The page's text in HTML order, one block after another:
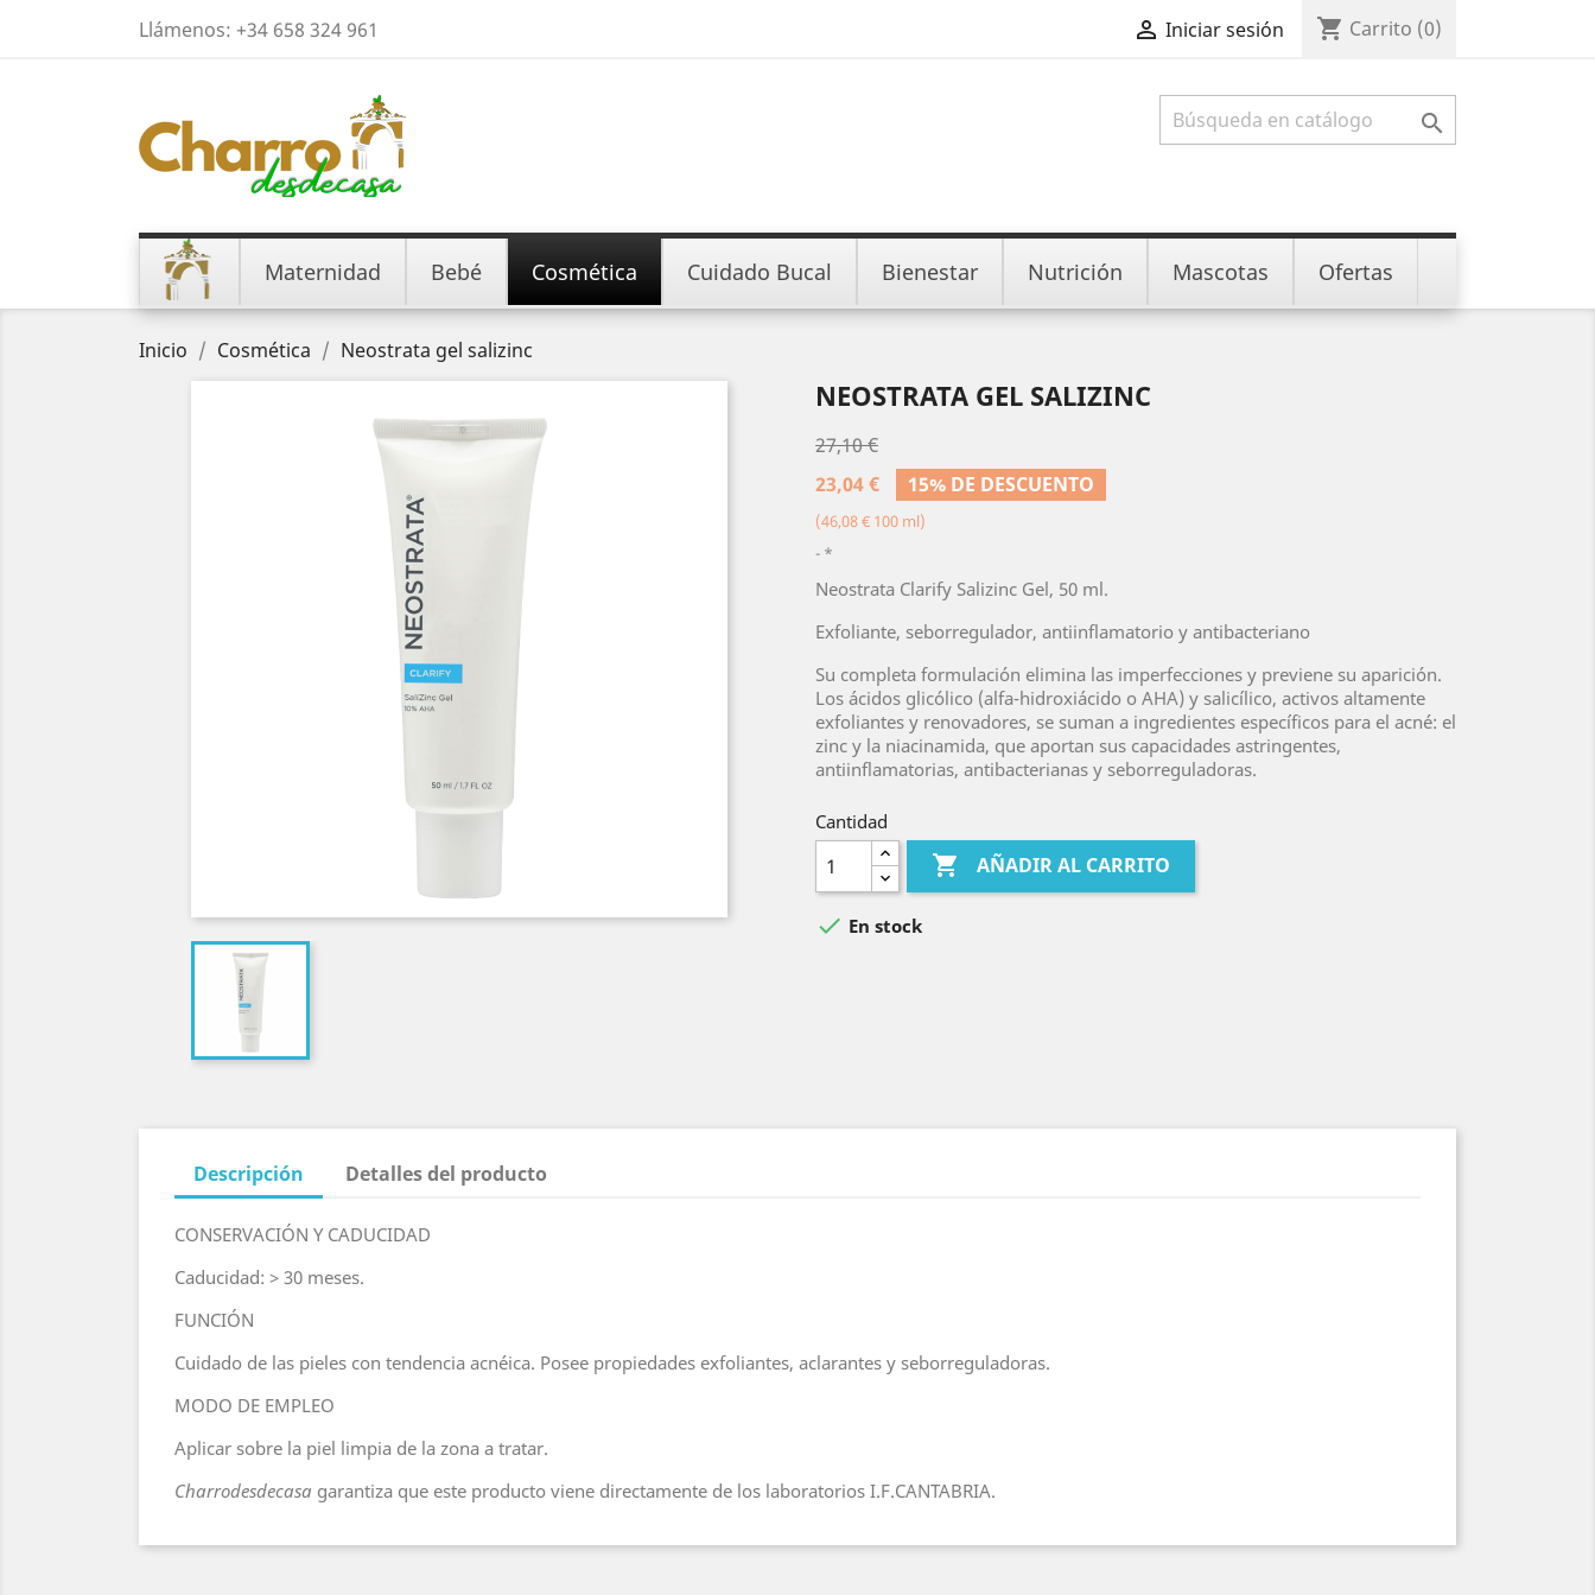
Llámenos: +34 658 324 961  Iniciar sesión shopping_cart Carrito (0)

Maternidad Bebé Cosmética Cuidado Bucal Bienestar Nutrición Mascotas Ofertas
Inicio Cosmética Neostrata gel salizinc
NEOSTRATA GEL SALIZINC
27,10 €
23,04 €
15% DE DESCUENTO
(46,08 € 100 ml)
*
Neostrata Clarify Salizinc Gel, 50 ml.
Exfoliante, seborregulador, antiinflamatorio y antibacteriano
Su completa formulación elimina las imperfecciones y previene su aparición.
Los ácidos glicólico (alfa-hidroxiácido o AHA) y salicílico, activos altamente
exfoliantes y renovadores, se suman a ingredientes específicos para el acné: el
zinc y la niacinamida, que aportan sus capacidades astringentes,
antiinflamatorias, antibacterianas y seborreguladoras.
Cantidad
 AÑADIR AL CARRITO
 En stock
Descripción Detalles del producto
CONSERVACIÓN Y CADUCIDAD
Caducidad: > 30 meses.
FUNCIÓN
Cuidado de las pieles con tendencia acnéica. Posee propiedades exfoliantes, aclarantes y seborreguladoras.
MODO DE EMPLEO
Aplicar sobre la piel limpia de la zona a tratar.
Charrodesdecasa garantiza que este producto viene directamente de los laboratorios I.F.CANTABRIA.